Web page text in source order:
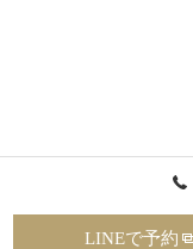
LINEで予約